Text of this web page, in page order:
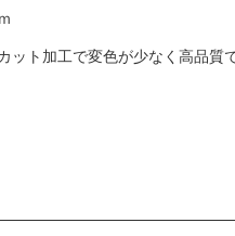
ット加工で変色が少なく高品質で